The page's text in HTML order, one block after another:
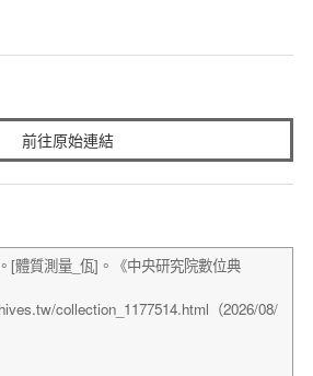
前往原始連結